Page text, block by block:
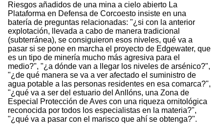
Riesgos añadidos de una mina a cielo abierto La
Plataforma en Defensa de Corcoesto insiste en una
batería de preguntas relacionadas: "¿si con la anterior
explotación, llevada a cabo de manera tradicional
(subterránea), se consiguieron esos niveles, qué va a
pasar si se pone en marcha el proyecto de Edgewater, que
es un tipo de minería mucho más agresiva para el
medio?", "¿a dónde van a llegar los niveles de arsénico?",
"¿de qué manera se va a ver afectado el suministro de
agua potable a las personas residentes en esa comarca?",
"¿qué va a ser del estuario del Anllóns, una Zona de
Especial Protección de Aves con una riqueza ornitológica
reconocida por todos los especialistas en la materia?",
"¿qué va a pasar con el marisco que ahí se obtenga?".